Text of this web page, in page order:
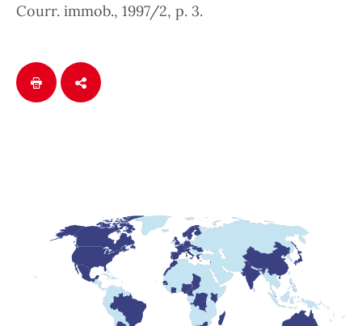
Courr. immob., 1997/2, p. 3.